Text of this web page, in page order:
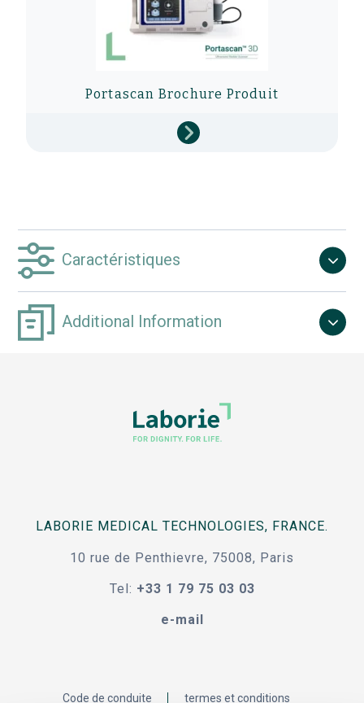
Portascan Brochure Produit
Caractéristiques
Additional Information
LABORIE MEDICAL TECHNOLOGIES, FRANCE.
10 rue de Penthievre, 75008, Paris
Tel: +33 1 79 75 03 03
e-mail
Code de conduite termes et conditions